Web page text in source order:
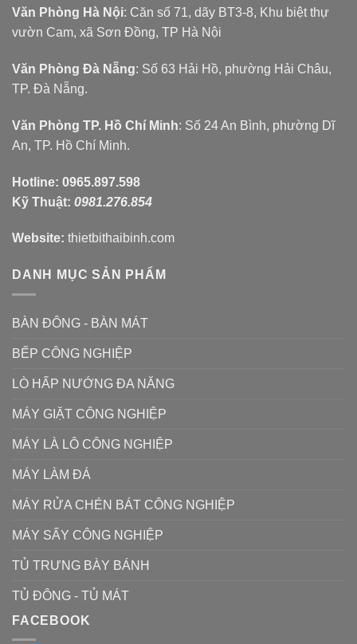
Văn Phòng Hà Nội: Căn số 71, dãy BT3-8, Khu biệt thự
vườn Cam, xã Sơn Đồng, TP Hà Nội
Văn Phòng Đà Nẵng: Số 63 Hải Hồ, phường Hải Châu,
TP. Đà Nẵng.
Văn Phòng TP. Hồ Chí Minh: Số 24 An Bình, phường Dĩ
An, TP. Hồ Chí Minh.
Hotline: 0965.897.598
Kỹ Thuật: 0981.276.854
Website: thietbithaibinh.com
DANH MỤC SẢN PHẨM
BÀN ĐÔNG - BÀN MÁT
BẾP CÔNG NGHIỆP
LÒ HẤP NƯỚNG ĐA NĂNG
MÁY GIẶT CÔNG NGHIỆP
MÁY LÀ LÔ CÔNG NGHIỆP
MÁY LÀM ĐÁ
MÁY RỬA CHÉN BÁT CÔNG NGHIỆP
MÁY SẤY CÔNG NGHIỆP
TỦ TRƯNG BÀY BÁNH
TỦ ĐÔNG - TỦ MÁT
FACEBOOK